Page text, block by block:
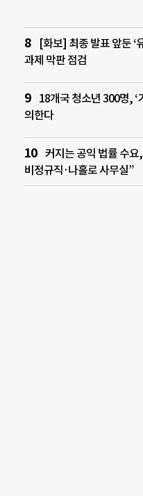
[화보] 최종 발표 앞둔 ‘
과제 막판 점검
18개국 청소년 300명, ‘
의한다
커지는 공익 법률 수
비정규직·나홀로 사무실”